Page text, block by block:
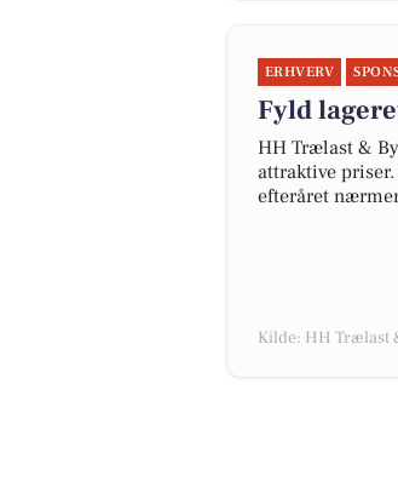
ERHVERV
Fyld
HH Trælast &
attraktive
efteråret
Kilde: HH Trælast